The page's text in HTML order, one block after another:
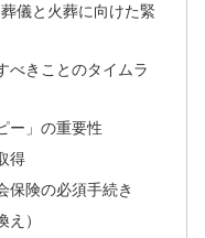
儀と火葬に向けた緊
べきことのタイムラ
ー」の重要性
得
保険の必須手続き
）